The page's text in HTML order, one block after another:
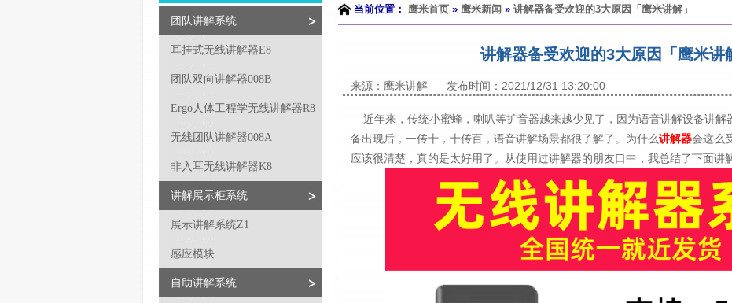
团队讲解系统
耳挂式无线讲解器E8
团队双向讲解器008B
Ergo人体工程学无线讲解器R8
无线团队讲解器008A
非入耳无线讲解器K8
讲解展示柜系统
展示讲解系统Z1
感应模块
自助讲解系统
当前位置： 鹰米首页 » 鹰米新闻 » 讲解器备受欢迎的3大原因「鹰米讲解」
讲解器备受欢迎的3大原因「鹰米讲
来源：鹰米讲解 发布时间：2021/12/31 13:20:00
近年来，传统小蜜蜂，喇叭等扩音器越来越少见了，因为语音讲解设备讲解
备出现后，一传十，十传百，语音讲解场景都很了解了。为什么讲解器会这么
应该很清楚，真的是太好用了。从使用过讲解器的朋友口中，我总结了下面讲